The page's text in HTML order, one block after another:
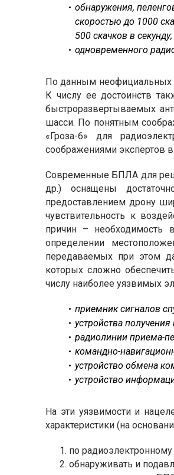
обнаружения,
скоростью до 1000
500 скачков в секунду;
одновременного
По данным неофициальных
К числу ее достоинств
быстроразвертываемых
шасси. По понятным
«Гроза-6» для
соображениями экспертов
Современные БПЛА для
др.) оснащены
предоставлением дрону
чувствительность к
причин –
определении
передаваемых при этом
которых сложно
числу наиболее уязвимых
приемник сигналов
устройства
радиолинии приема-
командно-
устройство обмена
устройство
На эти уязвимости и
характеристики (на
по
обнаруживать и